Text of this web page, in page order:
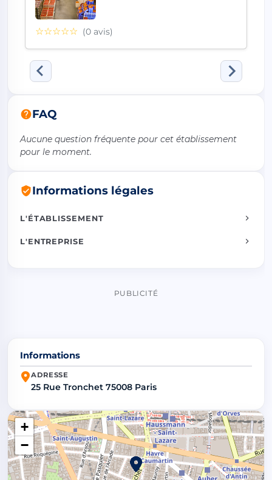
☆☆☆☆☆ (0 avis)
FAQ
Aucune question fréquente pour cet établissement
pour le moment.
Informations légales
L'ÉTABLISSEMENT
L'ENTREPRISE
PUBLICITÉ
Informations
ADRESSE
25 Rue Tronchet 75008 Paris
+
−